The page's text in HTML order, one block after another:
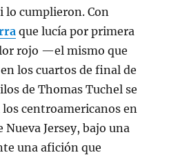
lo cumplieron. Con
que lucía por primera
rojo —el mismo que
los cuartos de final de
de Thomas Tuchel se
centroamericanos en
Jersey, bajo una
una afición que